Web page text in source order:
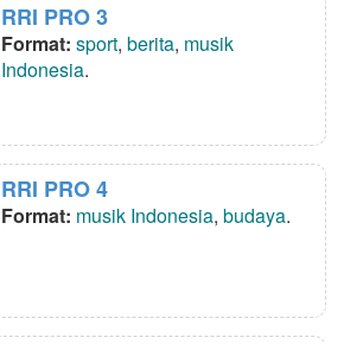
RRI PRO 3
Format: sport, berita, musik
Indonesia.
RRI PRO 4
Format: musik Indonesia, budaya.